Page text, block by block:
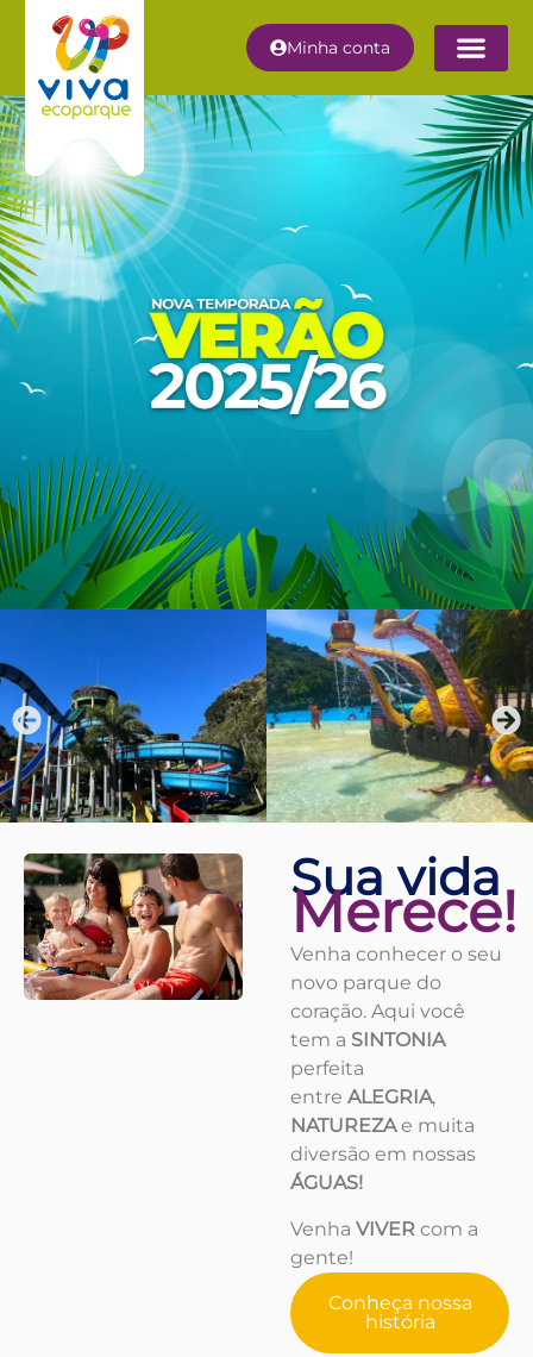
Minha conta
Sua vida
Merece!
Venha conhecer o seu
novo parque do
coração. Aqui você
tem a SINTONIA
perfeita
entre ALEGRIA,
NATUREZAe muita
diversão em nossas
ÁGUAS!
Venha VIVER com a
gente!
Conheça nossa
história